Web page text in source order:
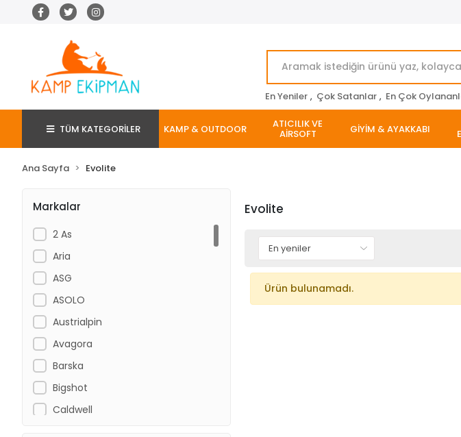
En Yeniler , Çok Satanlar , En Çok
TÜM KATEGORİLER KAMP & OUTDOOR ATICILIK VE
AİRSOFT GİYİM & AYAKKABI
Ana Sayfa Evolite
Markalar
2 As
Aria
ASG
ASOLO
Austrialpin
Avagora
Barska
Bigshot
Caldwell
Evolite
Ürün bulunamadı.